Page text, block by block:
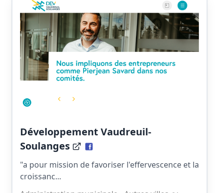
Développement Vaudreuil-
Soulanges
"a pour mission de favoriser l'effervescence et la
croissanc...